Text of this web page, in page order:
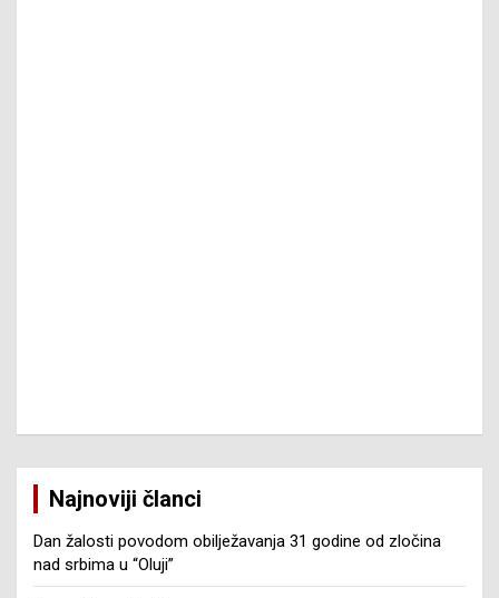
Najnoviji članci
Dan žalosti povodom obilježavanja 31 godine od zločina
nad srbima u “Oluji”